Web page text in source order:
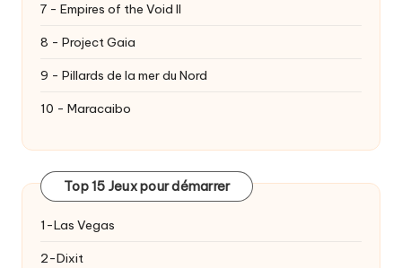
7 - Empires of the Void II
8 - Project Gaia
9 - Pillards de la mer du Nord
10 - Maracaibo
Top 15 Jeux pour démarrer
1-Las Vegas
2-Dixit